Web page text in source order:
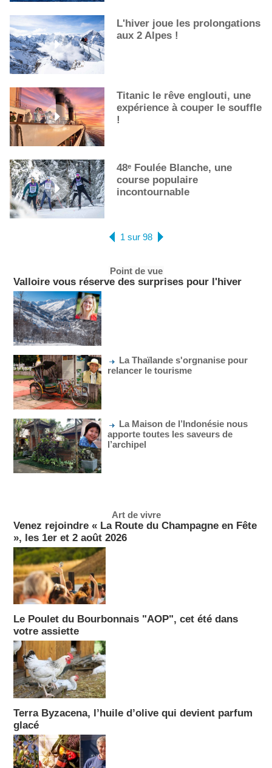
L'hiver joue les prolongations
aux 2 Alpes !
Titanic le rêve englouti, une
expérience à couper le souffle
!
48ᵉ Foulée Blanche, une
course populaire
incontournable
1 sur 98
Point de vue
Valloire vous réserve des surprises pour l'hiver
La Thaïlande s'orgnanise pour
relancer le tourisme
La Maison de l’Indonésie nous
apporte toutes les saveurs de
l’archipel
Art de vivre
Venez rejoindre « La Route du Champagne en Fête
», les 1er et 2 août 2026
Le Poulet du Bourbonnais "AOP", cet été dans
votre assiette
Terra Byzacena, l’huile d’olive qui devient parfum
glacé